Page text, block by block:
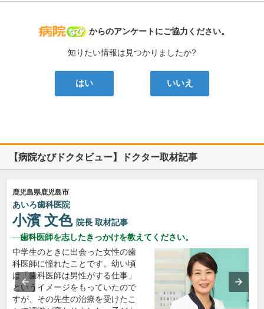
病院なび
からのアンケートにご協力ください。
知りたい情報は見つかりましたか?
はい いいえ
【病院なびドクタビュー】ドクター取材記事
鹿児島県鹿児島市
あいろ歯科医院
小濱 文色 院長 取材記事
歯科医師を志したきっかけを教えてください。
中学生のときに出会った女性の歯
科医師に憧れたことです。幼い頃
は「歯科医師は男性がする仕事」
というイメージをもっていたので
すが、その先生の治療を受けたこ